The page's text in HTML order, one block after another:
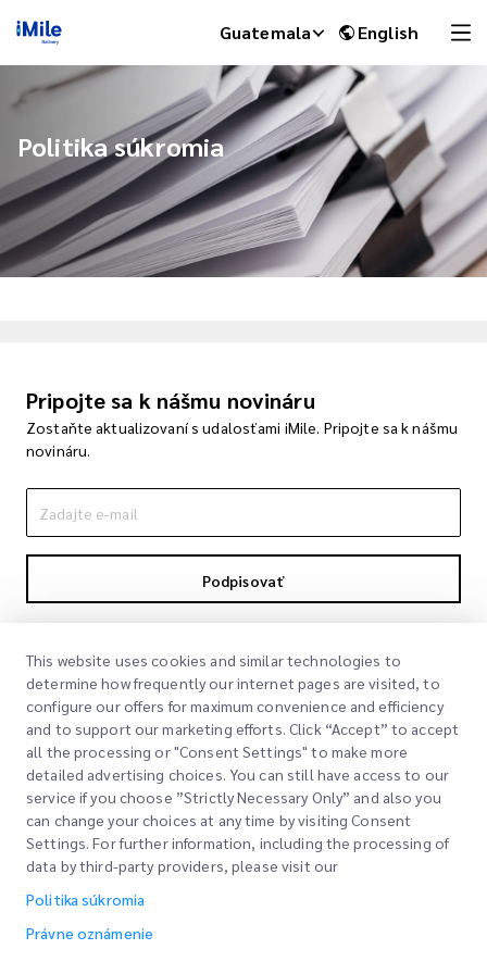
Guatemala English
Politika súkromia
Pripojte sa k nášmu novináru
Zostaňte aktualizovaní s udalosťami iMile. Pripojte sa k nášmu
novináru.
Podpisovať
Rýchle odkazy
Miesto kancelárie
Žiadať citáciu
Spoločnosť
O nás
Naše služby
This website uses cookies and similar technologies to
determine how frequently our internet pages are visited, to
configure our offers for maximum convenience and efficiency
and to support our marketing efforts. Click “Accept” to accept
all the processing or "Consent Settings" to make more
detailed advertising choices. You can still have access to our
service if you choose ”Strictly Necessary Only” and also you
can change your choices at any time by visiting Consent
Settings. For further information, including the processing of
data by third-party providers, please visit our
Politika súkromia
Právne oznámenie